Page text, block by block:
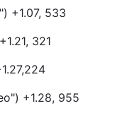
+1.07, 533
321
+1.28, 955